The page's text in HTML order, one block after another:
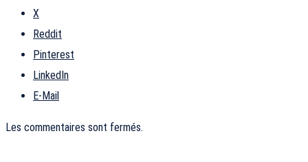
X
Reddit
Pinterest
LinkedIn
E-Mail
Les commentaires sont fermés.